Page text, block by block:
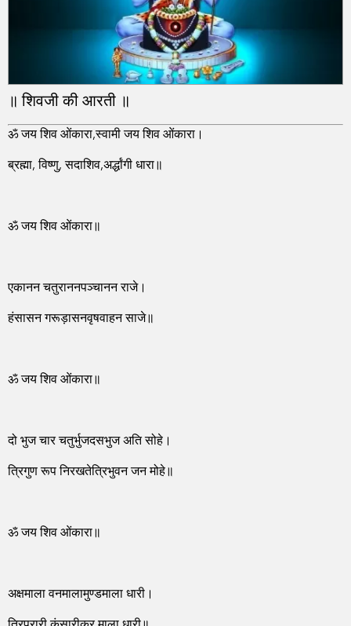
॥ शिवजी की आरती ॥
ॐ जय शिव ओंकारा,स्वामी जय शिव ओंकारा।
ब्रह्मा, विष्णु, सदाशिव,अर्द्धांगी धारा॥
ॐ जय शिव ओंकारा॥
एकानन चतुराननपञ्चानन राजे।
हंसासन गरूड़ासनवृषवाहन साजे॥
ॐ जय शिव ओंकारा॥
दो भुज चार चतुर्भुजदसभुज अति सोहे।
त्रिगुण रूप निरखतेत्रिभुवन जन मोहे॥
ॐ जय शिव ओंकारा॥
अक्षमाला वनमालामुण्डमाला धारी।